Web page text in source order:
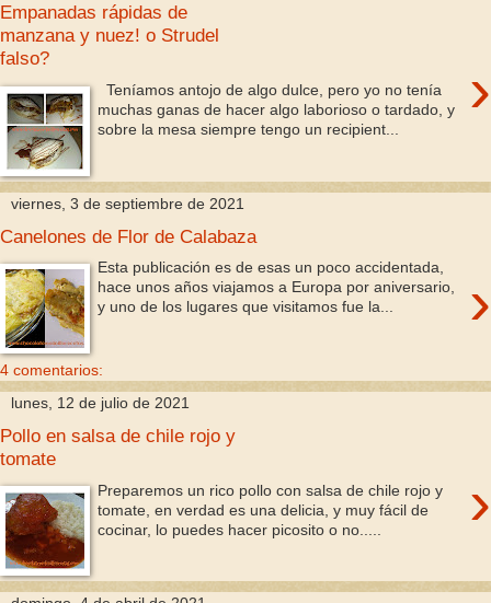
Empanadas rápidas de
manzana y nuez! o Strudel
falso?
›
Teníamos antojo de algo dulce, pero yo no tenía
muchas ganas de hacer algo laborioso o tardado, y
sobre la mesa siempre tengo un recipient...
viernes, 3 de septiembre de 2021
Canelones de Flor de Calabaza
›
Esta publicación es de esas un poco accidentada,
hace unos años viajamos a Europa por aniversario,
y uno de los lugares que visitamos fue la...
4 comentarios:
lunes, 12 de julio de 2021
Pollo en salsa de chile rojo y
tomate
›
Preparemos un rico pollo con salsa de chile rojo y
tomate, en verdad es una delicia, y muy fácil de
cocinar, lo puedes hacer picosito o no.....